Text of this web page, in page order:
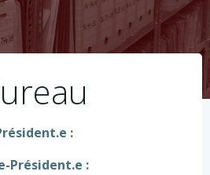
:
Président.e :